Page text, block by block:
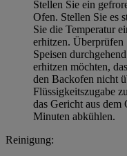
Stellen Sie ein
Ofen. Stellen Sie es
Sie die Temperatur
erhitzen. Überprüfen
Speisen
erhitzen möchten,
den Backofen nicht
Flüssigkeitszugabe
das Gericht aus dem
Minuten abkühlen.
Reinigung: